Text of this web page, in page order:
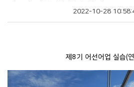
2022-10-28
제8기 어선어업 실습(